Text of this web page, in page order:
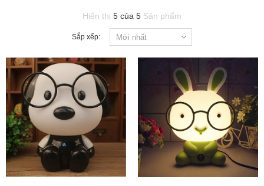
Hiển thị 5 của 5 Sản phẩm
Sắp xếp: